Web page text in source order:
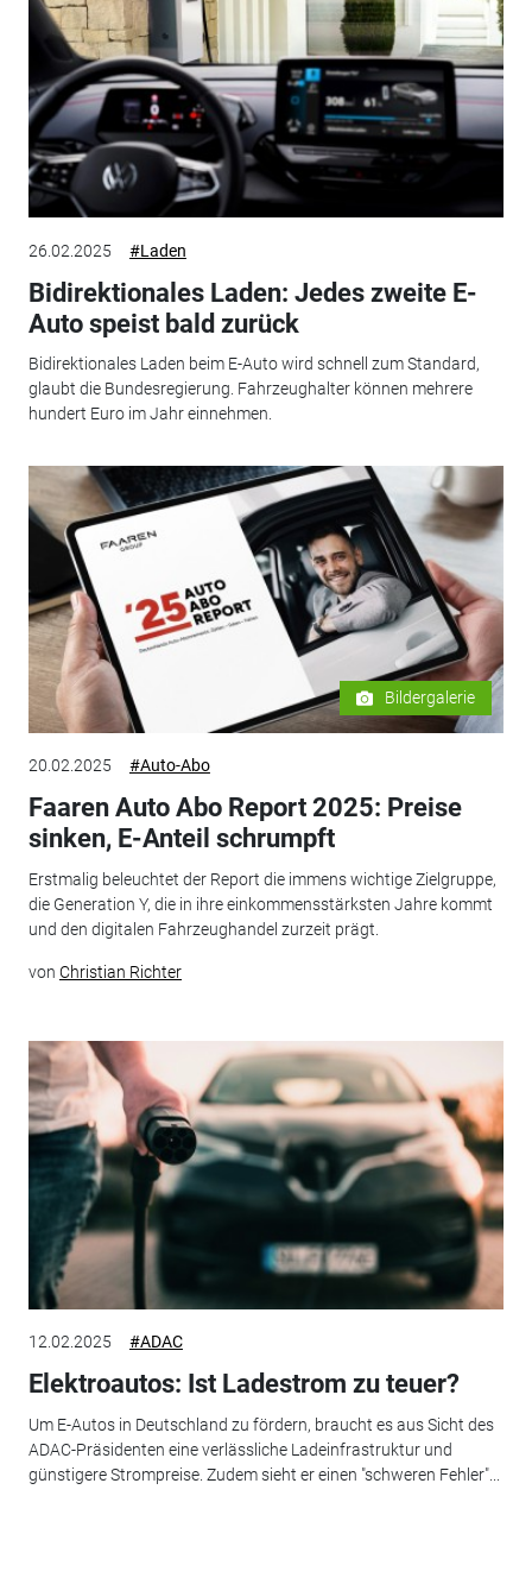
26.02.2025 #Laden
Bidirektionales Laden: Jedes zweite E-
Auto speist bald zurück
Bidirektionales Laden beim E-Auto wird schnell zum Standard,
glaubt die Bundesregierung. Fahrzeughalter können mehrere
hundert Euro im Jahr einnehmen.
Bildergalerie
20.02.2025 #Auto-Abo
Faaren Auto Abo Report 2025: Preise
sinken, E-Anteil schrumpft
Erstmalig beleuchtet der Report die immens wichtige Zielgruppe,
die Generation Y, die in ihre einkommensstärksten Jahre kommt
und den digitalen Fahrzeughandel zurzeit prägt.
von Christian Richter
12.02.2025 #ADAC
Elektroautos: Ist Ladestrom zu teuer?
Um E-Autos in Deutschland zu fördern, braucht es aus Sicht des
ADAC-Präsidenten eine verlässliche Ladeinfrastruktur und
günstigere Strompreise. Zudem sieht er einen "schweren Fehler"...